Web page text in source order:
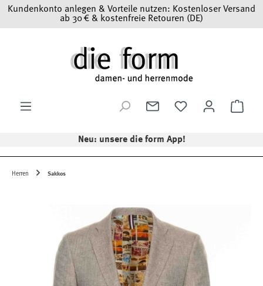
Zum Hauptinhalt springen
Kundenkonto anlegen & Vorteile nutzen: Kostenloser Versand
ab 30 € & kostenfreie Retouren (DE)
Neu: unsere die form App!
Herren Sakkos